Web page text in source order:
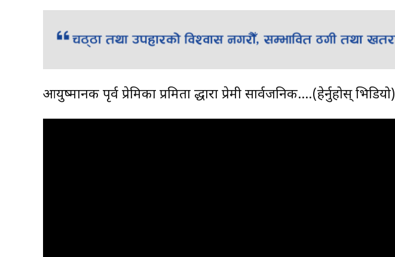
आयुष्मानकी पृर्व प्रेमिका प्रमिता द्धारा प्रेमी सार्वजनिक….(हेर्नुहोस् भिडियो)